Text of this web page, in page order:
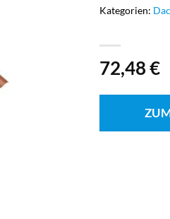
72,48€
Kategorien: